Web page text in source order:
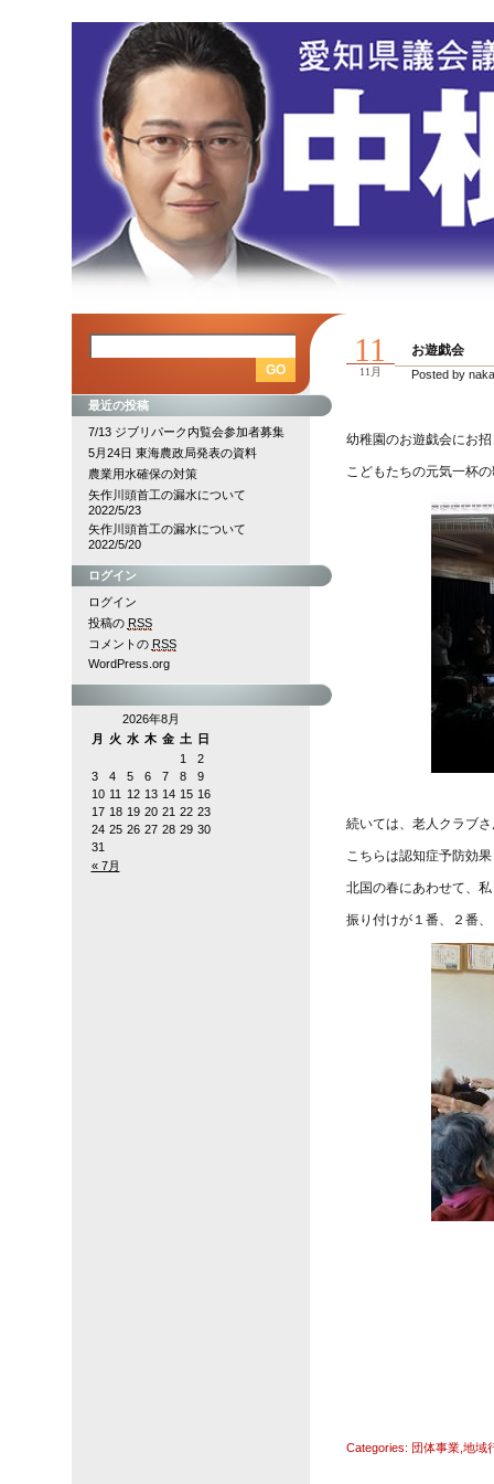
お遊戯会
Posted by
幼稚園のお遊戯会にお
こどもたちの元気一杯
続いては、老人クラブ
こちらは認知症予防効
北国の春にあわせて、
振り付けが１番、２番
Categories: 団体事業, 地域
11
11月
最近の投稿
7/13 ジブリパーク内覧会参加者募集
5月24日 東海農政局発表の資料
農業用水確保の対策
矢作川頭首工の漏水について
2022/5/23
矢作川頭首工の漏水について
2022/5/20
ログイン
ログイン
投稿の RSS
コメントの RSS
WordPress.org
2026年8月
月
火 水 木 金 土 日
« 7月
1
2
3
4 5 6 7 8
9
10 11 12 13 14 15 16
17 18 19 20 21 22 23
24 25 26 27 28 29 30
31